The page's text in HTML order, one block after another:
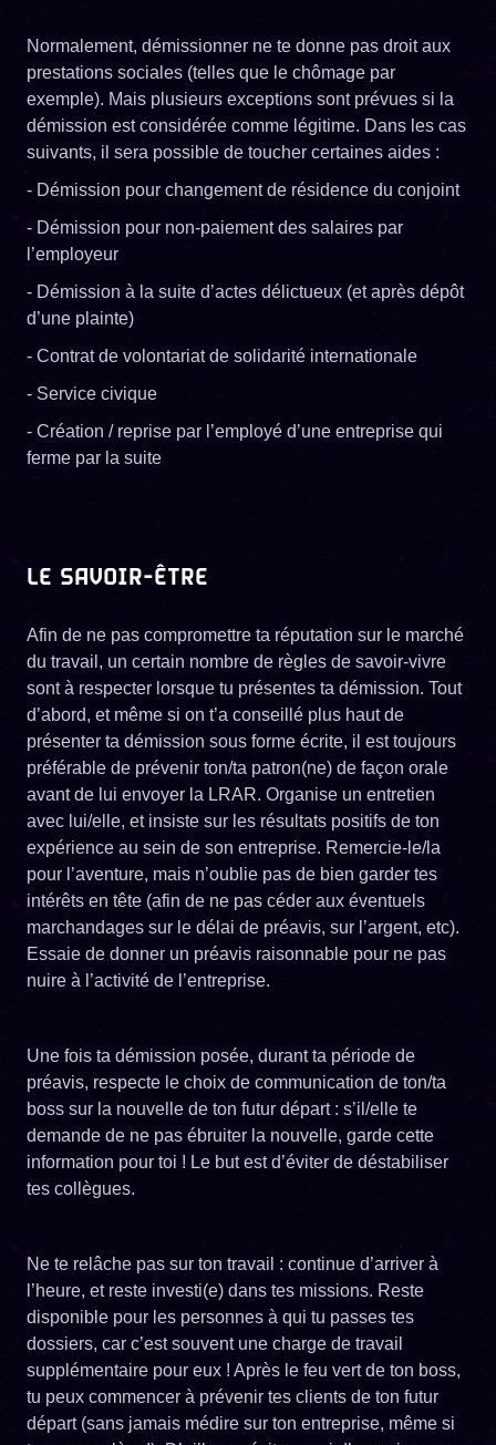
Normalement, démissionner ne te donne pas droit aux
prestations sociales (telles que le chômage par
exemple). Mais plusieurs exceptions sont prévues si la
démission est considérée comme légitime. Dans les cas
suivants, il sera possible de toucher certaines aides :
- Démission pour changement de résidence du conjoint
- Démission pour non-paiement des salaires par
l’employeur
- Démission à la suite d’actes délictueux (et après dépôt
d’une plainte)
- Contrat de volontariat de solidarité internationale
- Service civique
- Création / reprise par l’employé d’une entreprise qui
ferme par la suite
LE SAVOIR-ÊTRE
Afin de ne pas compromettre ta réputation sur le marché
du travail, un certain nombre de règles de savoir-vivre
sont à respecter lorsque tu présentes ta démission. Tout
d’abord, et même si on t’a conseillé plus haut de
présenter ta démission sous forme écrite, il est toujours
préférable de prévenir ton/ta patron(ne) de façon orale
avant de lui envoyer la LRAR. Organise un entretien
avec lui/elle, et insiste sur les résultats positifs de ton
expérience au sein de son entreprise. Remercie-le/la
pour l’aventure, mais n’oublie pas de bien garder tes
intérêts en tête (afin de ne pas céder aux éventuels
marchandages sur le délai de préavis, sur l’argent, etc).
Essaie de donner un préavis raisonnable pour ne pas
nuire à l’activité de l’entreprise.
Une fois ta démission posée, durant ta période de
préavis, respecte le choix de communication de ton/ta
boss sur la nouvelle de ton futur départ : s’il/elle te
demande de ne pas ébruiter la nouvelle, garde cette
information pour toi ! Le but est d’éviter de déstabiliser
tes collègues.
Ne te relâche pas sur ton travail : continue d’arriver à
l’heure, et reste investi(e) dans tes missions. Reste
disponible pour les personnes à qui tu passes tes
dossiers, car c’est souvent une charge de travail
supplémentaire pour eux ! Après le feu vert de ton boss,
tu peux commencer à prévenir tes clients de ton futur
départ (sans jamais médire sur ton entreprise, même si